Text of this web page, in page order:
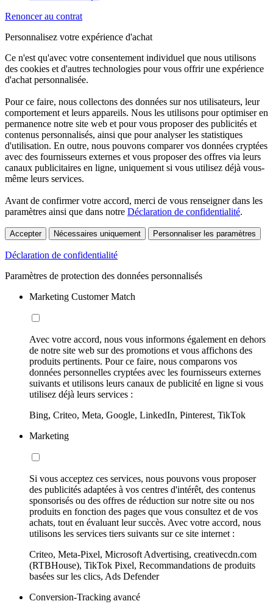
Renoncer au contrat
Personnalisez votre expérience d'achat
Ce n'est qu'avec votre consentement individuel que nous utilisons
des cookies et d'autres technologies pour vous offrir une expérience
d'achat personnalisée.
Pour ce faire, nous collectons des données sur nos utilisateurs, leur
comportement et leurs appareils. Nous les utilisons pour optimiser en
permanence notre site web et pour vous proposer des publicités et
contenus personnalisés, ainsi que pour analyser les statistiques
d'utilisation. En outre, nous pouvons comparer vos données cryptées
avec des fournisseurs externes et vous proposer des offres via leurs
canaux publicitaires en ligne, uniquement si vous utilisez déjà vous-
même leurs services.
Avant de confirmer votre accord, merci de vous renseigner dans les
paramètres ainsi que dans notre Déclaration de confidentialité.
Accepter Nécessaires uniquement Personnaliser les paramètres
Déclaration de confidentialité
Paramètres de protection des données personnalisés
Marketing Customer Match
Avec votre accord, nous vous informons également en dehors
de notre site web sur des promotions et vous affichons des
produits pertinents. Pour ce faire, nous comparons vos
données personnelles cryptées avec les fournisseurs externes
suivants et utilisons leurs canaux de publicité en ligne si vous
utilisez déjà leurs services :
Bing, Criteo, Meta, Google, LinkedIn, Pinterest, TikTok
Marketing
Si vous acceptez ces services, nous pouvons vous proposer
des publicités adaptées à vos centres d'intérêt, des contenus
sponsorisés ou des offres de réduction sur notre site ou nos
produits en fonction des pages que vous consultez et de vos
achats, tout en évaluant leur succès. Avec votre accord, nous
utilisons les services tiers suivants sur ce site internet :
Criteo, Meta-Pixel, Microsoft Advertising, creativecdn.com
(RTBHouse), TikTok Pixel, Recommandations de produits
basées sur les clics, Ads Defender
Conversion-Tracking avancé